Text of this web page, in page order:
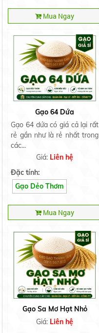
Mua Ngay
Gạo 64 Dứa
Gạo 64 dứa có giá cả lại rất
rẻ gần như là rẻ nhất trong
các...
Giá: Liên hệ
Đặc tính:
Gạo Dẻo Thơm
Mua Ngay
Gạo Sa Mơ Hạt Nhỏ
Giá: Liên hệ